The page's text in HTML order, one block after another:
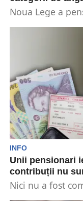
Noua Lege a
INFO
Unii pensionari
contribuții nu
Nici nu a fost